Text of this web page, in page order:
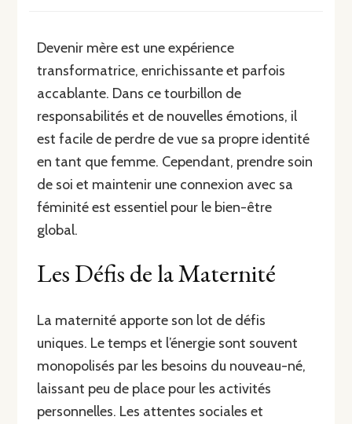
Devenir mère est une expérience
transformatrice, enrichissante et parfois
accablante. Dans ce tourbillon de
responsabilités et de nouvelles émotions, il
est facile de perdre de vue sa propre identité
en tant que femme. Cependant, prendre soin
de soi et maintenir une connexion avec sa
féminité est essentiel pour le bien-être
global.
Les Défis de la Maternité
La maternité apporte son lot de défis
uniques. Le temps et l’énergie sont souvent
monopolisés par les besoins du nouveau-né,
laissant peu de place pour les activités
personnelles. Les attentes sociales et